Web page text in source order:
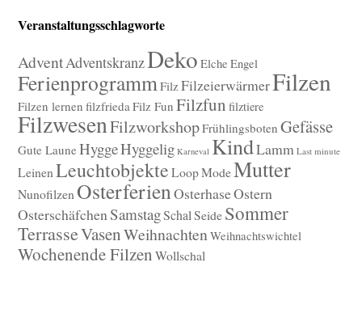
Veranstaltungsschlagworte
AdventAdventskranzDeko Elche Engel
Ferienprogramm FilzFilzeierwärmerFilzen
Filzen lernen filzfrieda Filz Fun Filzfun filztiere
FilzwesenFilzworkshopFrühlingsboten Gefässe
Gute Laune HyggeHyggelig Karneval KindLamm Last minute
Leinen Leuchtobjekte LoopModeMutter
Nunofilzen Osterferien OsterhaseOstern
Osterschäfchen SamstagSchal SeideSommer
TerrasseVasenWeihnachtenWeihnachtswichtel
Wochenende Filzen Wollschal